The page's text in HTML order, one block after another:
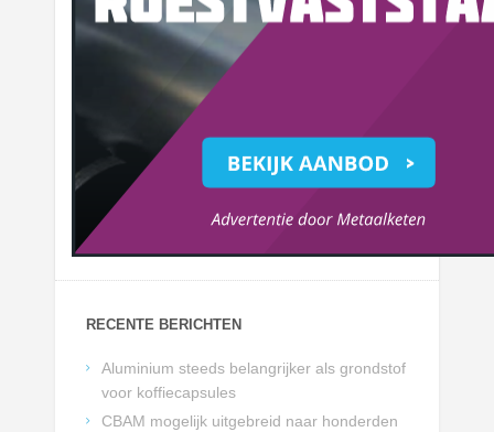
RECENTE BERICHTEN
Aluminium steeds belangrijker als grondstof
voor koffiecapsules
CBAM mogelijk uitgebreid naar honderden